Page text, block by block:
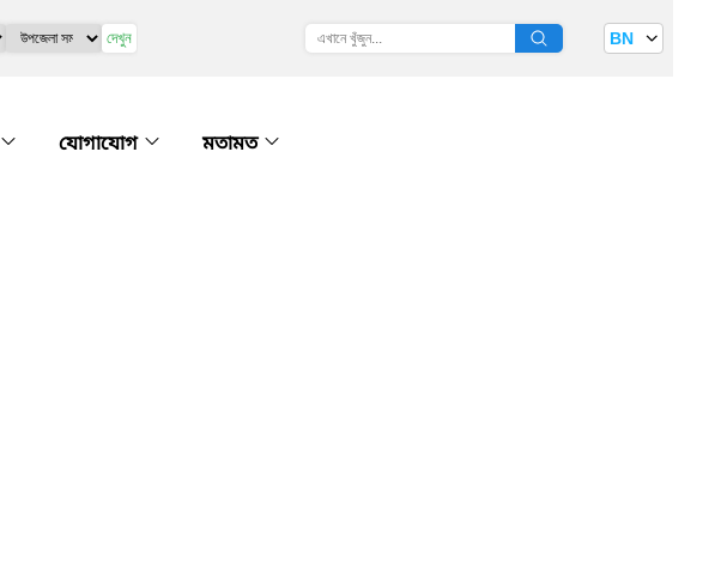
দেখুন BN
যোগাযোগ মতামত